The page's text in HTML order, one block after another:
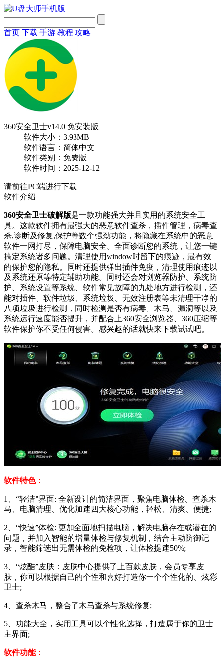
首页 下载 手游 教程 攻略
360安全卫士v14.0 免安装版
软件大小：3.93MB
软件语言：简体中文
软件类别：免费版
软件时间：2025-12-12
请前往PC端进行下载
软件介绍
360安全卫士破解版是一款功能强大并且实用的系统安全工
具。这款软件拥有最强大的恶意软件查杀，插件管理，病毒查
杀,诊断及修复,保护等数个强劲功能，将隐藏在系统中的恶意
软件一网打尽，保障电脑安全。全面诊断您的系统，让您一键
搞定系统诸多问题。清理使用window时留下的痕迹，最有效
的保护您的隐私。同时还提供弹出插件免疫，清理使用痕迹以
及系统还原等特定辅助功能。同时还会对浏览器防护、系统防
护、系统设置等系统、软件常见故障的九处地方进行检测，还
能对插件、软件垃圾、系统垃圾、无效注册表等未清理干净的
八项垃圾进行检测，同时检测是否有病毒、木马、漏洞等以及
系统运行速度能否提升，并配合上360安全浏览器、360压缩等
软件保护你不受任何侵害。感兴趣的话就快来下载试试吧。
软件特色：
1、“轻洁”界面: 全新设计的简洁界面，聚焦电脑体检、查杀木
马、电脑清理、优化加速四大核心功能，轻松、清爽、便捷;
2、“快速”体检: 更加全面地扫描电脑，解决电脑存在或潜在的
问题，并加入智能的增量体检与修复机制，结合主动防御记
录，智能筛选出无需体检的免检项，让体检提速50%;
3、“炫酷”皮肤：皮肤中心提供了上百款皮肤，会员专享皮
肤，你可以根据自己的个性和喜好打造你一个个性化的、炫彩
卫士;
4、查杀木马，整合了木马查杀与系统修复;
5、功能大全，实用工具可以个性化选择，打造属于你的卫士
主界面;
软件功能：